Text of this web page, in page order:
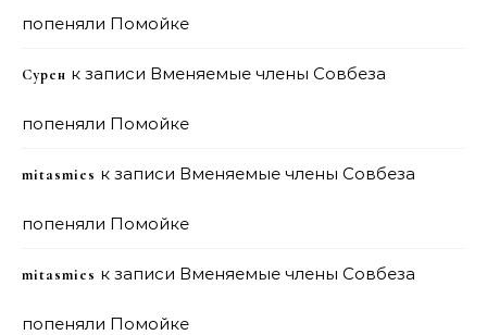
попеняли Помойке
Сурен к записи Вменяемые члены Совбеза
попеняли Помойке
mitasmies к записи Вменяемые члены Совбеза
попеняли Помойке
mitasmies к записи Вменяемые члены Совбеза
попеняли Помойке